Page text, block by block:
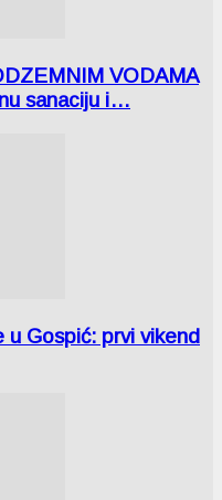
VODAMA
sanaciju i…
u Gospić: prvi vikend